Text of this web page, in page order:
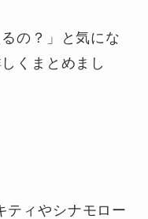
の？」と気にな
くまとめまし
ティやシナモロー